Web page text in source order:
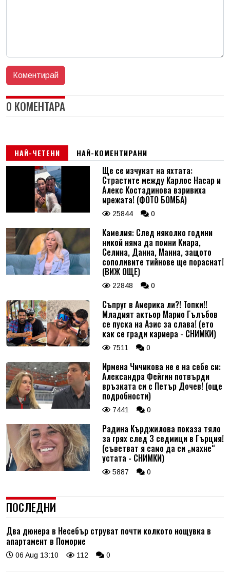
0 КОМЕНТАРА
НАЙ-ЧЕТЕНИ НАЙ-КОМЕНТИРАНИ
Ще се изчукат на яхтата:
Страстите между Карлос Насар и
Алекс Костадинова взривиха
мрежата! (ФОТО БОМБА)
25844 0
Камелия: След няколко години
никой няма да помни Киара,
Селина, Данна, Манна, защото
сополивите тийнове ще пораснат!
(ВИЖ ОЩЕ)
22848 0
Съпруг в Америка ли?! Топки!!
Младият актьор Марио Гълъбов
се пуска на Азис за слава! (ето
как се гради кариера - СНИМКИ)
7511 0
Ирмена Чичикова не е на себе си:
Александра Фейгин потвърди
връзката си с Петър Дочев! (още
подробности)
7441 0
Радина Кърджилова показа тяло
за грях след 3 седмици в Гърция!
(съветват я само да си „махне“
устата - СНИМКИ)
5887 0
ПОСЛЕДНИ
Два дюнера в Несебър струват почти колкото нощувка в
апартамент в Поморие
06 Aug 13:10 112 0